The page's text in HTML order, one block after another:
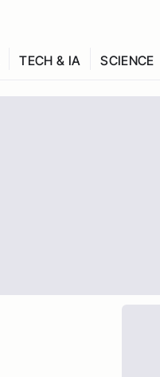
TECH & IA SCIENCE